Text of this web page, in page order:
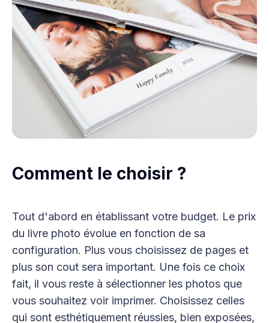
Comment le choisir ?
Tout d'abord en établissant votre budget. Le prix
du livre photo évolue en fonction de sa
configuration. Plus vous choisissez de pages et
plus son cout sera important. Une fois ce choix
fait, il vous reste à sélectionner les photos que
vous souhaitez voir imprimer. Choisissez celles
qui sont esthétiquement réussies, bien exposées,